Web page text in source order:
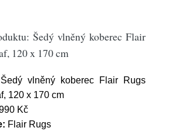
Šedý vlněný koberec Flair
120 x 170 cm
Šedý vlněný koberec Flair Rugs
120 x 170 cm
Kč
Flair Rugs